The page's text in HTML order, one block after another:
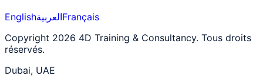
EnglishالعربيةFrançais
Copyright 2026 4D Training & Consultancy. Tous droits
réservés.
Dubai, UAE